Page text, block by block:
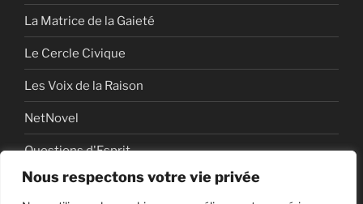
Nous respectons votre vie privée
La Matrice de la Gaieté
Le Cercle Civique
Les Voix de la Raison
NetNovel
Questions d'Esprit
Série